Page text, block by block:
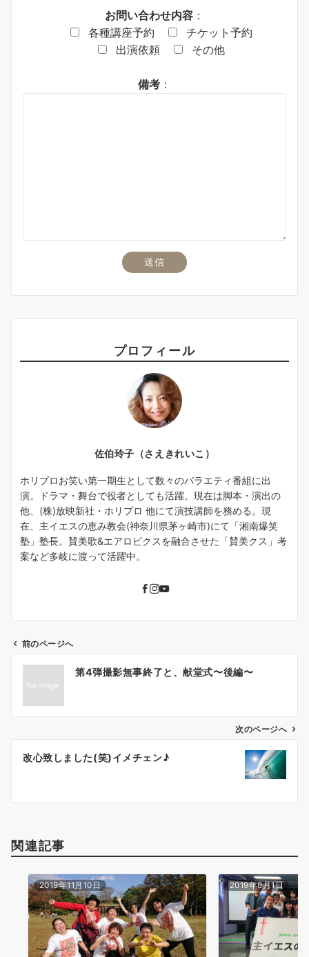
お問い合わせ内容 ：
各種講座予約
チケット予約
出演依頼
その他
備考 ：
プロフィール
佐伯玲子（さえきれいこ）
ホリプロお笑い第一期生として数々のバラエティ番組に出
演。ドラマ・舞台で役者としても活躍。現在は脚本・演出の
他、(株)放映新社・ホリプロ 他にて演技講師を務める。現
在、主イエスの恵み教会(神奈川県茅ヶ崎市)にて「湘南爆笑
塾」塾長。賛美歌&エアロビクスを融合させた「賛美クス」考
案など多岐に渡って活躍中。
ビ
ン
前のページへ
第4弾撮影無事終了と、献堂式〜後編〜
次のページへ
改心致しました(笑)イメチェン♪
関連記事
2019年11月10日 2019年8月1日